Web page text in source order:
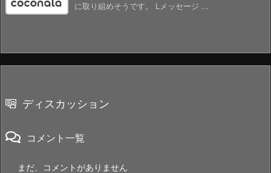
に取り組めそうです。 Lメッセージ ...
ディスカッション
コメント一覧
まだ、コメントがありません